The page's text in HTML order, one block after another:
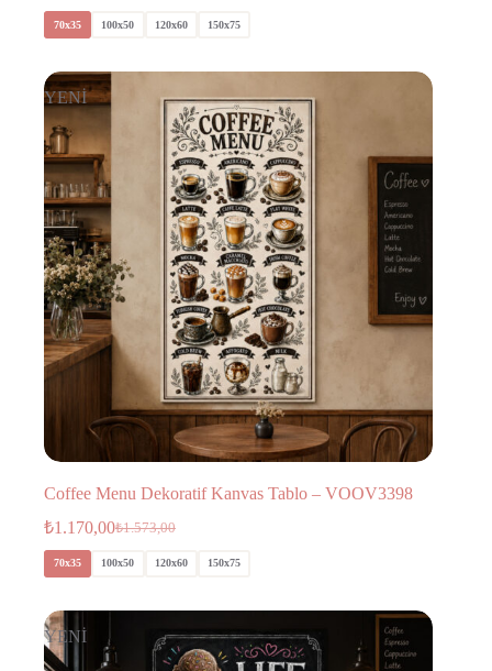
70x35 100x50 120x60 150x75
YENİ
Coffee Menu Dekoratif Kanvas Tablo – VOOV3398
₺1.573,00
₺1.170,00
70x35 100x50 120x60 150x75
YENİ